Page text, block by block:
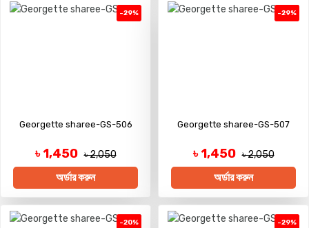
-29%
Georgette sharee-GS-506
৳ 1,450 ৳ 2,050
অর্ডার করুন
-29%
Georgette sharee-GS-507
৳ 1,450 ৳ 2,050
অর্ডার করুন
-20% -29%